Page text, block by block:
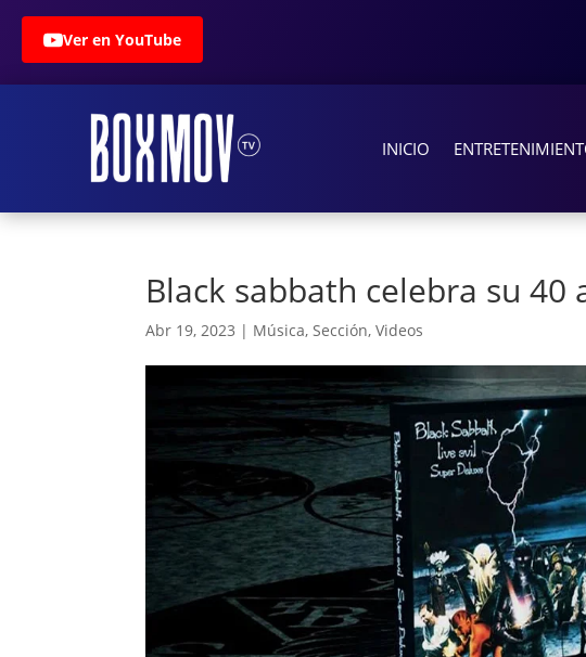
Ver en YouTube
INICIO
Black sabbath celebra su 40
Abr 19, 2023 | Música,Sección,Videos